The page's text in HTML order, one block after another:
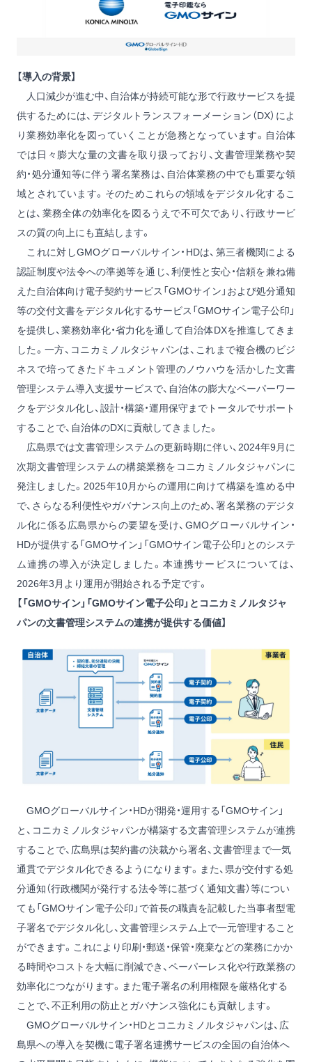
【導入の背景】
人口減少が進む中、自治体が持続可能な形で行政サービスを提
供するためには、デジタルトランスフォーメーション（DX）によ
り業務効率化を図っていくことが急務となっています。自治体
では日々膨大な量の文書を取り扱っており、文書管理業務や契
約・処分通知等に伴う署名業務は、自治体業務の中でも重要な領
域とされています。そのためこれらの領域をデジタル化するこ
とは、業務全体の効率化を図るうえで不可欠であり、行政サービ
スの質の向上にも直結します。
これに対しGMOグローバルサイン・HDは、第三者機関による
認証制度や法令への準拠等を通じ、利便性と安心・信頼を兼ね備
えた自治体向け電子契約サービス「GMOサイン」および処分通知
等の交付文書をデジタル化するサービス「GMOサイン電子公印」
を提供し、業務効率化・省力化を通して自治体DXを推進してきま
した。一方、コニカミノルタジャパンは、これまで複合機のビジ
ネスで培ってきたドキュメント管理のノウハウを活かした文書
管理システム導入支援サービスで、自治体の膨大なペーパーワー
クをデジタル化し、設計・構築・運用保守までトータルでサポート
することで、自治体のDXに貢献してきました。
広島県では文書管理システムの更新時期に伴い、2024年9月に
次期文書管理システムの構築業務をコニカミノルタジャパンに
発注しました。2025年10月からの運用に向けて構築を進める中
で、さらなる利便性やガバナンス向上のため、署名業務のデジタ
ル化に係る広島県からの要望を受け、GMOグローバルサイン・
HDが提供する「GMOサイン」「GMOサイン電子公印」とのシステ
ム連携の導入が決定しました。本連携サービスについては、
2026年3月より運用が開始される予定です。
【「GMOサイン」「GMOサイン電子公印」とコニカミノルタジャ
パンの文書管理システムの連携が提供する価値】
GMOグローバルサイン・HDが開発・運用する「GMOサイン」
と、コニカミノルタジャパンが構築する文書管理システムが連携
することで、広島県は契約書の決裁から署名、文書管理まで一気
通貫でデジタル化できるようになります。また、県が交付する処
分通知（行政機関が発行する法令等に基づく通知文書）等につい
ても「GMOサイン電子公印」で首長の職責を記載した当事者型電
子署名でデジタル化し、文書管理システム上で一元管理すること
ができます。これにより印刷・郵送・保管・廃棄などの業務にかか
る時間やコストを大幅に削減でき、ペーパーレス化や行政業務の
効率化につながります。また電子署名の利用権限を厳格化する
ことで、不正利用の防止とガバナンス強化にも貢献します。
GMOグローバルサイン・HDとコニカミノルタジャパンは、広
島県への導入を契機に電子署名連携サービスの全国の自治体へ